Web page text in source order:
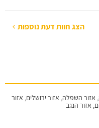
הצג חוות דעת נוספות
אזור השפלה, אזור ירושלים, אזור
אזור הנגב